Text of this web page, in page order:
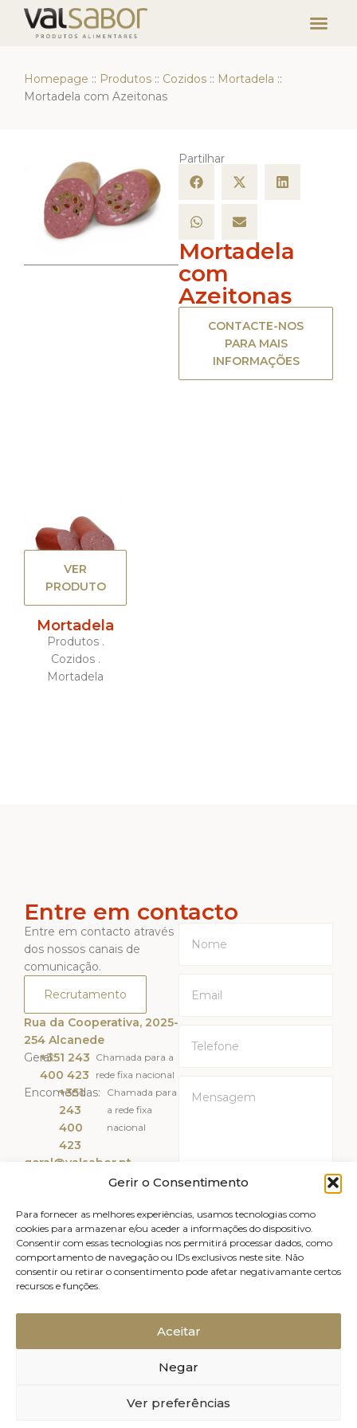
Gerir o Consentimento
Para fornecer as melhores experiências, usamos tecnologias como
cookies para armazenar e/ou aceder a informações do dispositivo.
Consentir com essas tecnologias nos permitirá processar dados, como
comportamento de navegação ou IDs exclusivos neste site. Não
consentir ou retirar o consentimento pode afetar negativamante certos
recursos e funções.
Aceitar
Negar
Ver preferências
Homepage :: Produtos :: Cozidos :: Mortadela ::
Mortadela com Azeitonas
Partilhar
Mortadela
com
Azeitonas
CONTACTE-NOS
PARA MAIS
INFORMAÇÕES
VER
PRODUTO
Mortadela
Produtos .
Cozidos .
Mortadela
Entre em contacto
Entre em contacto através
dos nossos canais de
comunicação.
Recrutamento
Rua da Cooperativa, 2025-
254 Alcanede
Geral:+351 243
400 423
Chamada para a
rede fixa nacional
Encomendas:
+351
243
400
423
Chamada para
a rede fixa
nacional
geral@valsabor.pt
Li e Aceito a
ENVIAR
Política de Cookies (UE)
Relatório de Sustentabilidade